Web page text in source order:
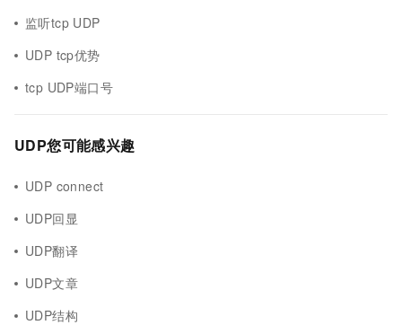
监听tcp UDP
UDP tcp优势
tcp UDP端口号
UDP您可能感兴趣
UDP connect
UDP回显
UDP翻译
UDP文章
UDP结构